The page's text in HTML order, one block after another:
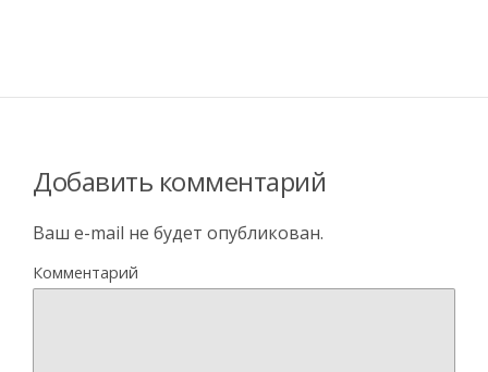
Добавить комментарий
Ваш e-mail не будет опубликован.
Комментарий